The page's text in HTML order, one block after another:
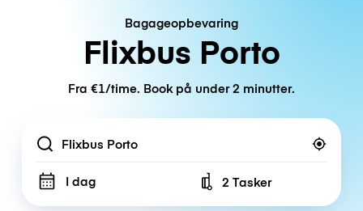
Bagageopbevaring
Flixbus Porto
Fra €1/time. Book på under 2 minutter.
Location
I dag Number of bags
2 Tasker